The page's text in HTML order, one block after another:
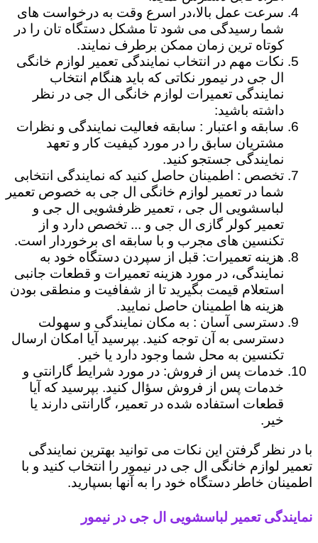
سرعت عمل بالا،در اسرع وقت به درخواست های
شما رسیدگی می شود تا مشکل دستگاه تان را در
کوتاه ترین زمان ممکن برطرف نمایند.
نکات مهم در انتخاب نمایندگی تعمیر لوازم خانگی
ال جی در نیمور نکاتی که باید هنگام انتخاب
نمایندگی تعمیرات لوازم خانگی ال جی در نظر
داشته باشید:
سابقه و اعتبار : سابقه فعالیت نمایندگی و نظرات
مشتریان سابق را در مورد کیفیت کار و تعهد
نمایندگی جستجو کنید.
تخصص : اطمینان حاصل کنید که نمایندگی انتخابی
شما در تعمیر لوازم خانگی ال جی به خصوص تعمیر
لباسشویی ال جی ، تعمیر ظرفشویی ال جی و
تعمیر کولر گازی ال جی و ... تخصص دارد و از
تکنسین های مجرب و با سابقه ای برخوردار است.
هزینه تعمیرات: قبل از سپردن دستگاه خود به
نمایندگی، در مورد هزینه تعمیرات و قطعات جانبی
استعلام قیمت بگیرید تا از شفافیت و منطقی بودن
هزینه ها اطمینان حاصل نمایید.
دسترسی آسان : به مکان نمایندگی و سهولت
دسترسی به آن توجه کنید. بپرسید آیا امکان ارسال
تکنسین به محل شما وجود دارد یا خیر.
خدمات پس از فروش: در مورد شرایط گارانتی و
خدمات پس از فروش سؤال کنید. بپرسید که آیا
قطعات استفاده شده در تعمیر، گارانتی دارند یا
خیر.
با در نظر گرفتن این نکات می توانید بهترین نمایندگی
تعمیر لوازم خانگی ال جی در نیمور را انتخاب کنید و با
اطمینان خاطر دستگاه خود را به آنها بسپارید.
نمایندگی تعمیر لباسشویی ال جی در نیمور